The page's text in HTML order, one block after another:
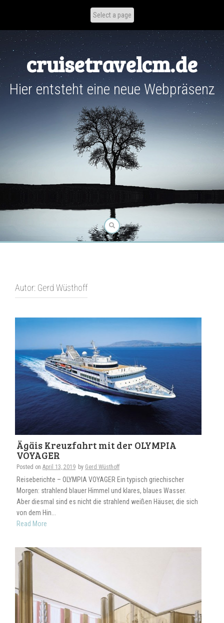
cruisetravelcm.de
Hier entsteht eine neue Webpräsenz
Autor: Gerd Wüsthoff
Ägäis Kreuzfahrt mit der OLYMPIA
VOYAGER
Posted on April 13, 2019 by Gerd Wüsthoff
Reiseberichte – OLYMPIA VOYAGER Ein typisch griechischer
Morgen: strahlend blauer Himmel und klares, blaues Wasser.
Aber diesmal sind es nicht die strahlend weißen Häuser, die sich
von dem Hin...
Read More